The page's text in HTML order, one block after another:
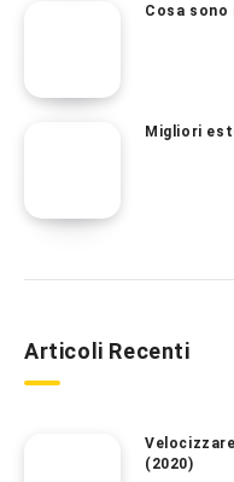
Cosa sono
Migliori
Articoli Recenti
(2020)